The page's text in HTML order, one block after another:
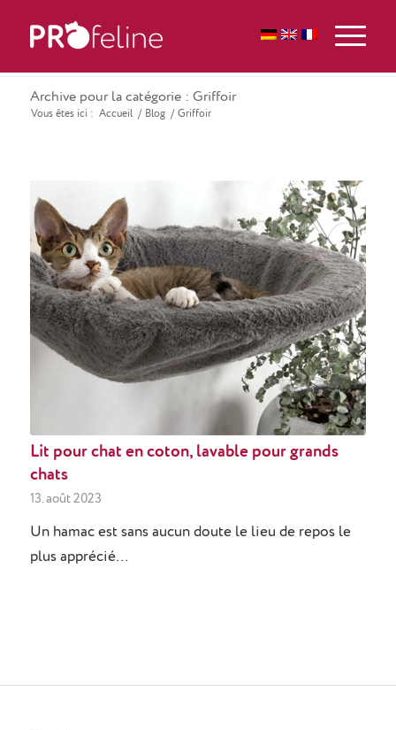
Archive pour la catégorie : Griffoir
Vous êtes ici : Accueil / Blog / Griffoir
Lit pour chat en coton, lavable pour grands
chats
13. août 2023
Un hamac est sans aucun doute le lieu de repos le
plus apprécié…